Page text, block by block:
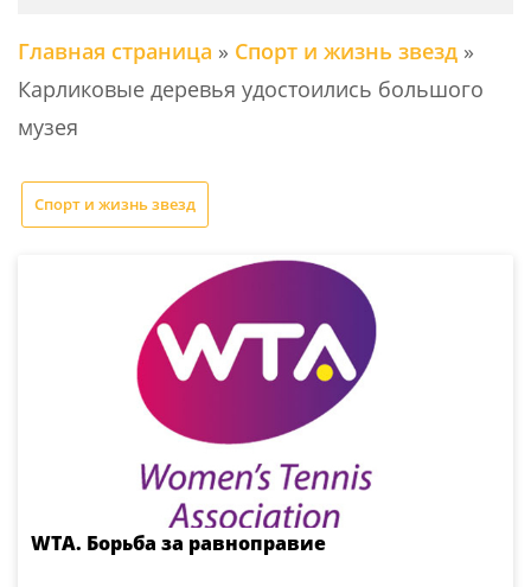
Главная страница » Спорт и жизнь звезд »
Карликовые деревья удостоились большого
музея
Спорт и жизнь звезд
WTA. Борьба за равноправие